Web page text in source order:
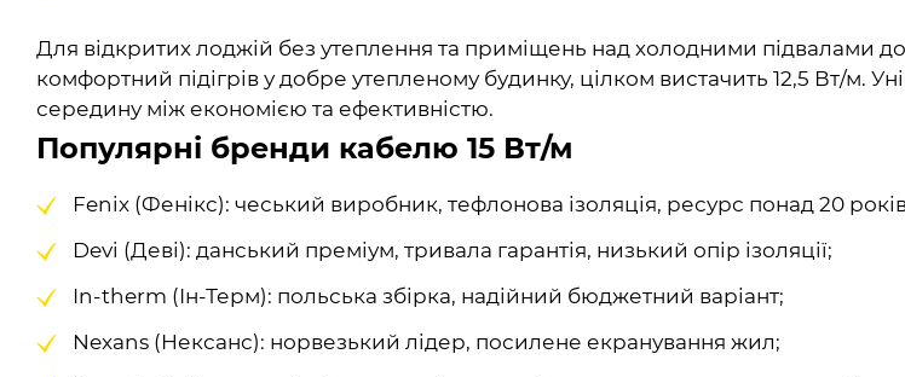
Для відкритих лоджій без утеплення та приміщень над холодними підвалами
комфортний підігрів у добре утепленому будинку, цілком вистачить 12,5 Вт/м.
середину між економією та ефективністю.
Популярні бренди кабелю 15 Вт/м
Fenix (Фенікс): чеський виробник, тефлонова ізоляція, ресурс понад 20
Devi (Деві): данський преміум, тривала гарантія, низький опір ізоляції;
In-therm (Ін-Терм): польська збірка, надійний бюджетний варіант;
Nexans (Нексанс): норвезький лідер, посилене екранування жил;